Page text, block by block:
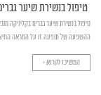
טיפול בנשירת שיער
טיפול בנשירת שיער גברים בקליניקה
ההשפעה של תופעה זו על המראה
המשיכו לקרוא >